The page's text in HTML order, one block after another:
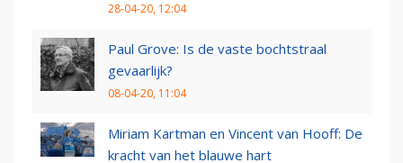
28-04-20, 12:04
Paul Grove: Is de vaste bochtstraal
gevaarlijk?
08-04-20, 11:04
Miriam Kartman en Vincent van Hooff: De
kracht van het blauwe hart